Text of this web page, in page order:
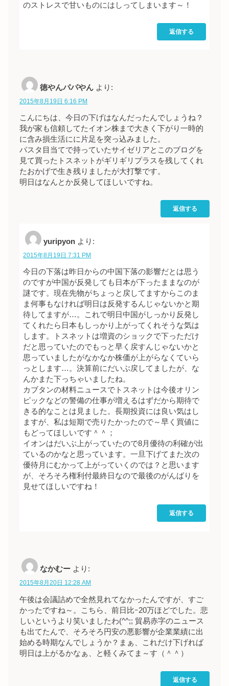
のストレスで甘いものにはしってしまいます～！
返信する
徳やんパパやん より:
2015年8月19日 6:16 PM
こんにちは、今日の下げはなんだったんでしょうね？
我が家も信頼してたイオン株まで大きく下がり一時的
に含み損生活にに片足を突っ込みました。
パスタ目当てで持っていたサイゼリアとこのブログを
見て買ったトスネットがギリギリプラスを残してくれ
たおかげで生き残りましたが大打撃です。
明日はなんとか反発してほしいですね。
返信する
yuripyon より:
2015年8月19日 7:31 PM
今日の下落は昨日からの中国下落の影響だとは思う
のですが中国が反発しても日本が下ったままなのが
謎です。現在先物がちょっと戻してますからこのま
ま何事もなければ明日は反発するんじゃないかと期
待してますが…。これで明日中国がしっかり反発し
てくれたら日本もしっかり上がってくれそうな気は
します。トスネットは増資のショックで下っただけ
だと思っていたのでもっと早く戻すんじゃないかと
思っていましたがなかなか株価が上がらなくていら
っとします…。決算前にだいぶ戻してましたが、な
んかまた下っちゃいましたね。
カブタンの材料ニュースでトスネットは今後オリン
ピックなどの警備の仕事が増えるはずだから期待で
きる的なことは見ました。長期投資には良い気はし
ますが、私は短期で売りたかったので～早く買値に
もどってほしいです＾＾；
イオンはだいぶ上がっていたので8月優待の利確が出
ているのかなと思っています。一旦下げてまた次の
優待月にむかって上がっていくのでは？と思います
が、そろそろ権利付最終日なので最後のがんばりを
見せてほしいですね！
返信する
なかむー より:
2015年8月20日 12:28 AM
午後は会議詰めで全然見れてなかったんですが、すご
かったですね～。こちら、前日比ｰ20万ほどでした。悲
しいというより笑いましたわ(^^;; 貿易赤字のニュース
も出てたんで、そろそろ円安の悪影響が企業業績に出
始める時期なんでしょうか？まぁ、これだけ下げれば
明日は上がるかなぁ、と軽くみてま～す（＾＾）
返信する